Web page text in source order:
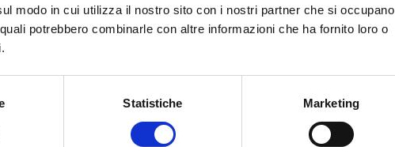
modo in cui utilizza il nostro sito con i nostri partner che si occupano
potrebbero combinarle con altre informazioni che ha fornito loro o
Statistiche Marketing